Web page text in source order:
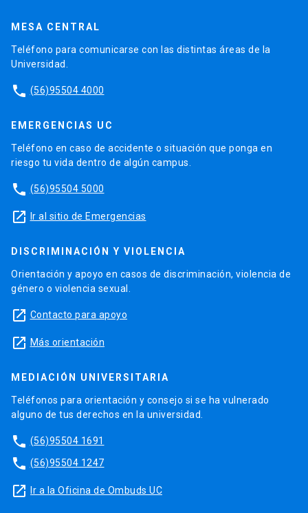
MESA CENTRAL
Teléfono para comunicarse con las distintas áreas de la
Universidad.
phone (56)95504 4000
EMERGENCIAS UC
Teléfono en caso de accidente o situación que ponga en
riesgo tu vida dentro de algún campus.
phone (56)95504 5000
launch Ir al sitio de Emergencias
DISCRIMINACIÓN Y VIOLENCIA
Orientación y apoyo en casos de discriminación, violencia de
género o violencia sexual.
launch Contacto para apoyo
launch Más orientación
MEDIACIÓN UNIVERSITARIA
Teléfonos para orientación y consejo si se ha vulnerado
alguno de tus derechos en la universidad.
phone (56)95504 1691
phone (56)95504 1247
launch Ir a la Oficina de Ombuds UC